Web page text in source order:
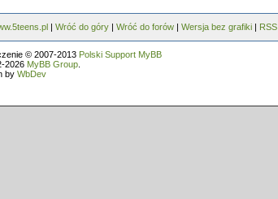
| Wróć do góry | Wróć do forów | Wersja bez grafiki | RSS
© 2007-2013 Polski Support MyBB
2026 MyBB Group
by WbDev